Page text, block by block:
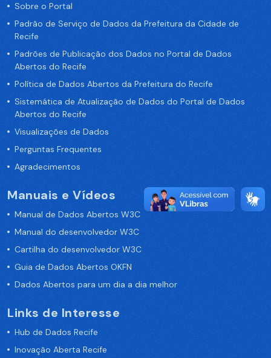
Sobre o Portal
Padrão de Serviço de Dados da Prefeitura da Cidade de
Recife
Padrões de Publicação dos Dados no Portal de Dados
Abertos do Recife
Política de Dados Abertos da Prefeitura do Recife
Sistemática de Atualização de Dados do Portal de Dados
Abertos do Recife
Visualizações de Dados
Perguntas Frequentes
Agradecimentos
Manuais e Vídeos
Manual de Dados Abertos W3C
Manual do desenvolvedor W3C
Cartilha do desenvolvedor W3C
Guia de Dados Abertos OKFN
Dados Abertos para um dia a dia melhor
Links de Interesse
Hub de Dados Recife
Inovação Aberta Recife